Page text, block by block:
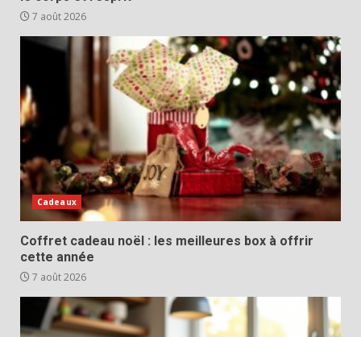
7 août 2026
Cadeaux
Coffret cadeau noël : les meilleures box à offrir
cette année
7 août 2026